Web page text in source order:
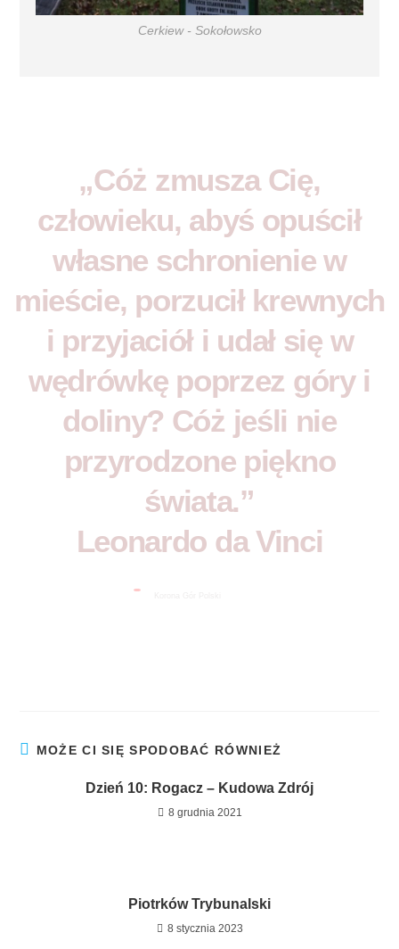
Cerkiew - Sokołowsko
„Cóż zmusza Cię,
człowieku, abyś opuścił
własne schronienie w
mieście, porzucił krewnych
i przyjaciół i udał się w
wędrówkę poprzez góry i
doliny? Cóż jeśli nie
przyrodzone piękno
świata.”
Leonardo da Vinci
MOŻE CI SIĘ SPODOBAĆ RÓWNIEŻ
Dzień 10: Rogacz – Kudowa Zdrój
8 grudnia 2021
Piotrków Trybunalski
8 stycznia 2023